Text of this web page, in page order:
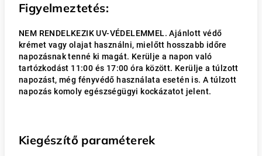
Figyelmeztetés:
NEM RENDELKEZIK UV-VÉDELEMMEL. Ajánlott védő
krémet vagy olajat használni, mielőtt hosszabb időre
napozásnak tenné ki magát. Kerülje a napon való
tartózkodást 11:00 és 17:00 óra között. Kerülje a túlzott
napozást, még fényvédő használata esetén is. A túlzott
napozás komoly egészségügyi kockázatot jelent.
Kiegészítő paraméterek